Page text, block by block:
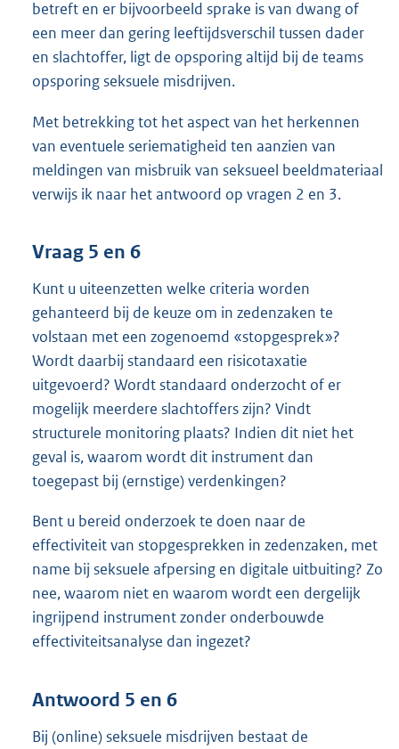
betreft en er bijvoorbeeld sprake is van dwang of
een meer dan gering leeftijdsverschil tussen dader
en slachtoffer, ligt de opsporing altijd bij de teams
opsporing seksuele misdrijven.
Met betrekking tot het aspect van het herkennen
van eventuele seriematigheid ten aanzien van
meldingen van misbruik van seksueel beeldmateriaal
verwijs ik naar het antwoord op vragen 2 en 3.
Vraag 5 en 6
Kunt u uiteenzetten welke criteria worden
gehanteerd bij de keuze om in zedenzaken te
volstaan met een zogenoemd «stopgesprek»?
Wordt daarbij standaard een risicotaxatie
uitgevoerd? Wordt standaard onderzocht of er
mogelijk meerdere slachtoffers zijn? Vindt
structurele monitoring plaats? Indien dit niet het
geval is, waarom wordt dit instrument dan
toegepast bij (ernstige) verdenkingen?
Bent u bereid onderzoek te doen naar de
effectiviteit van stopgesprekken in zedenzaken, met
name bij seksuele afpersing en digitale uitbuiting? Zo
nee, waarom niet en waarom wordt een dergelijk
ingrijpend instrument zonder onderbouwde
effectiviteitsanalyse dan ingezet?
Antwoord 5 en 6
Bij (online) seksuele misdrijven bestaat de